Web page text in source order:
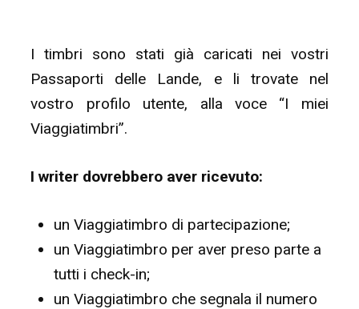
I timbri sono stati già caricati nei vostri
Passaporti delle Lande, e li trovate nel
vostro profilo utente, alla voce “I miei
Viaggiatimbri”.
I writer dovrebbero aver ricevuto:
un Viaggiatimbro di partecipazione;
un Viaggiatimbro per aver preso parte a
tutti i check-in;
un Viaggiatimbro che segnala il numero